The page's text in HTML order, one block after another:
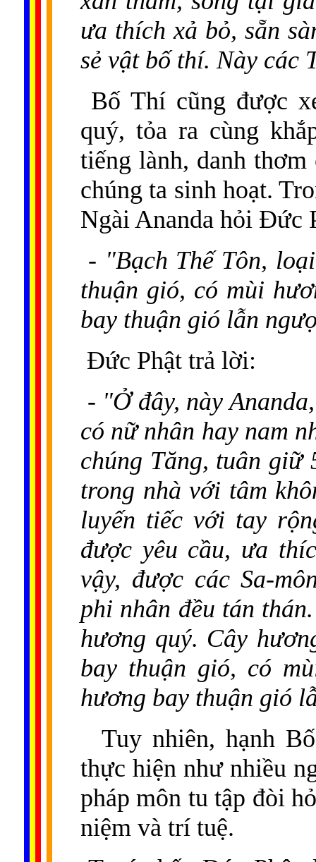
ưa thích xả bỏ, sẵn
sẻ vật bố thí. Này các
Bố Thí cũng được
quý, tỏa ra cùng
tiếng lành, danh
chúng ta sinh hoạt.
Ngài Ananda hỏi Đức
- "Bạch Thế Tôn,
thuận gió, có mùi
bay thuận gió lẫn
Đức Phật trả lời:
- "Ở đây, này
có nữ nhân hay nam
chúng Tăng, tuân giữ
trong nhà với tâm
luyến tiếc với tay
được yêu cầu, ưa
vậy, được các Sa-
phi nhân đều tán
hương quý. Cây
bay thuận gió, có
hương bay thuận gió
Tuy nhiên, hạnh
thực hiện như nhiều
pháp môn tu tập đòi
niệm và trí tuệ.